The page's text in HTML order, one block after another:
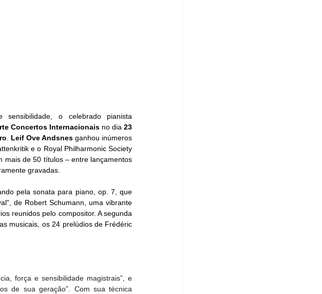
o celebrado pianista
Concertos Internacionais no dia 23
Leif Ove Andsnes ganhou inúmeros
e o Royal Philharmonic Society
mais de 50 títulos – entre lançamentos
gravadas.
pela sonata para piano, op. 7, que
de Robert Schumann, uma vibrante
reunidos pelo compositor. A segunda
musicais, os 24 prelúdios de Frédéric
força e sensibilidade magistrais”, e
de sua geração”. Com sua técnica